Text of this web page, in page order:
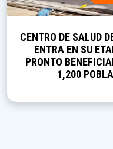
CENTRO DE SALUD
ENTRA EN SU
PRONTO
1,200